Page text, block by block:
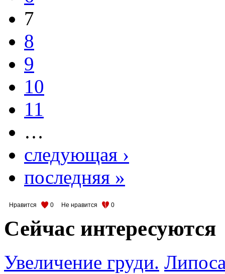
7
8
9
10
11
…
следующая ›
последняя »
Нравится 0 Не нравится 0
Сейчас интересуются
Увеличение груди.